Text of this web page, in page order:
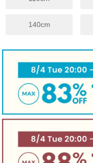
※上記は目安サイズです。
※サイズについてのガイド
伸縮性 ☐ あ
手触り
☐柔らか
生地厚さ
☐ 厚
裏地
☑ あり
140cm